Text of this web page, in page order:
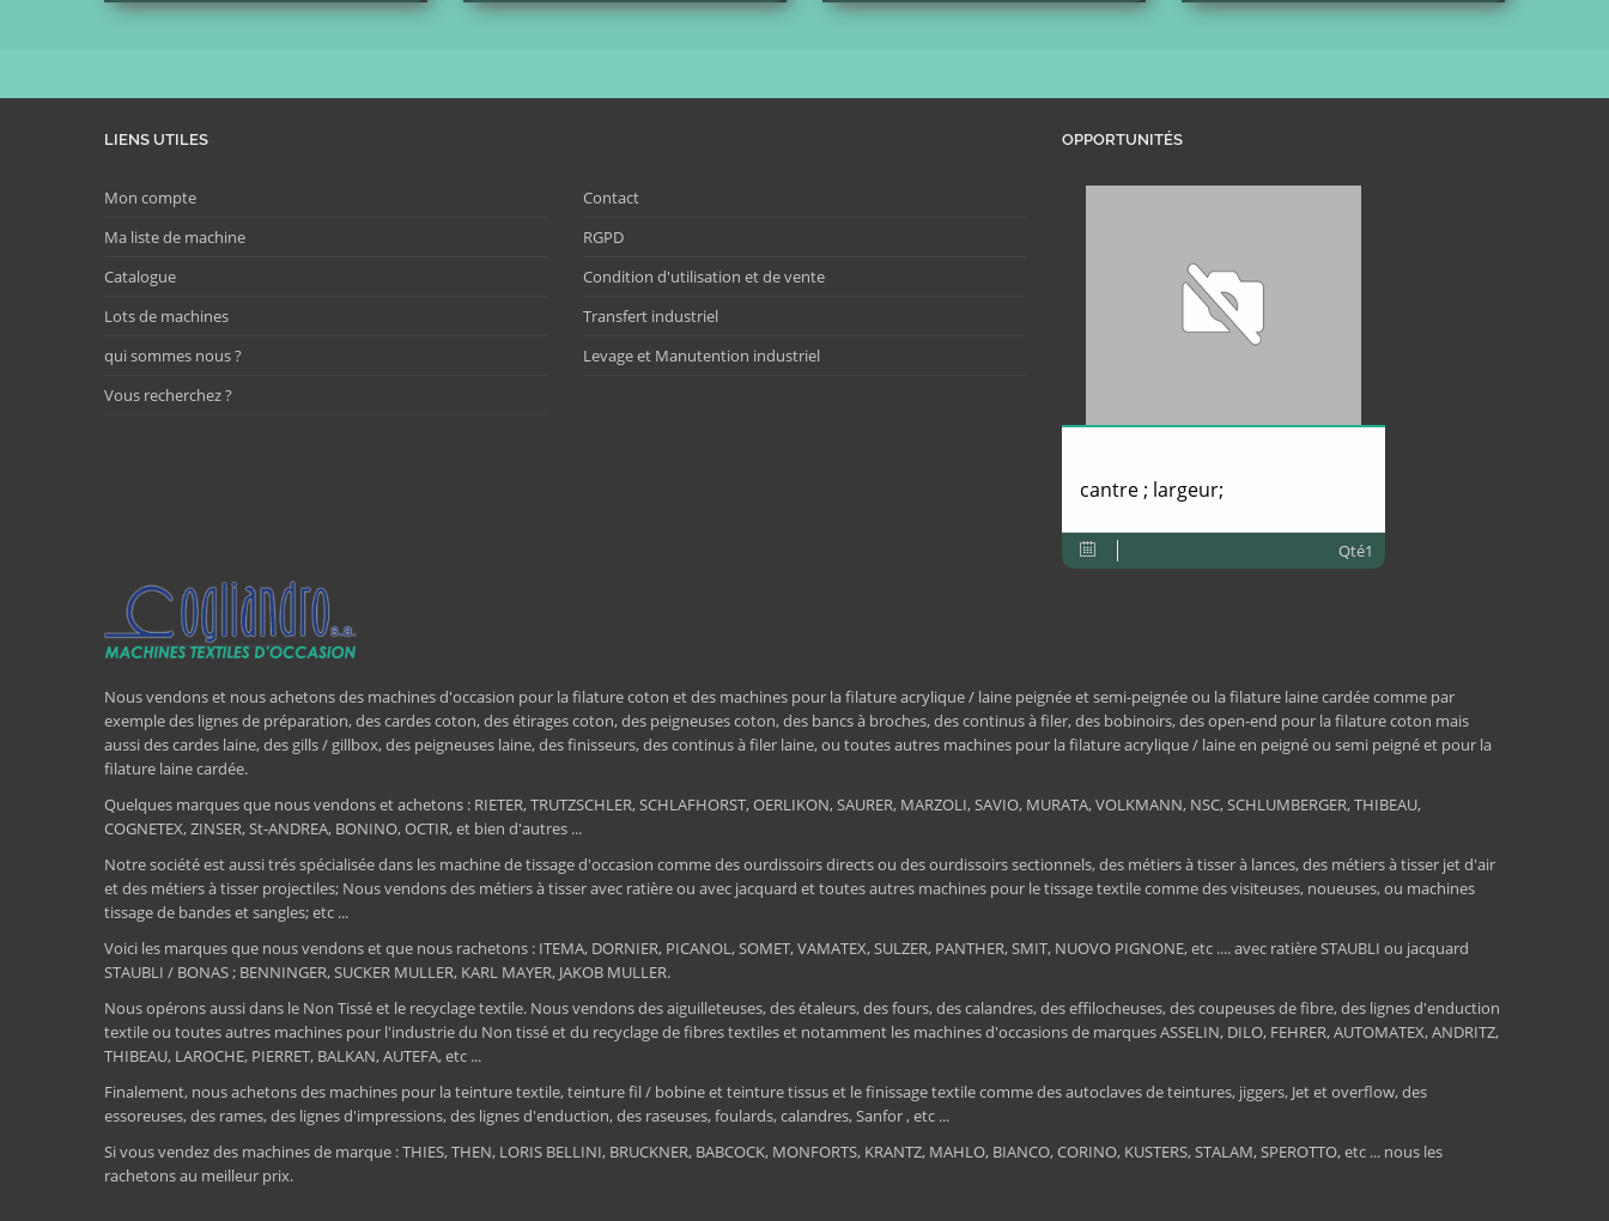
LIENS UTILES
Mon compte
Ma liste de machine
Catalogue
Lots de machines
qui sommes nous ?
Vous recherchez ?
Contact
RGPD
Condition d'utilisation et de vente
Transfert industriel
Levage et Manutention industriel
OPPORTUNITÉS
cantre ; largeur;
Qté1
Nous vendons et nous achetons des machines d'occasion pour la filature coton et des machines pour la filature acrylique / laine peignée et semi-peignée ou la filature laine cardée comme par
exemple des lignes de préparation, des cardes coton, des étirages coton, des peigneuses coton, des bancs à broches, des continus à filer, des bobinoirs, des open-end pour la filature coton mais
aussi des cardes laine, des gills / gillbox, des peigneuses laine, des finisseurs, des continus à filer laine, ou toutes autres machines pour la filature acrylique / laine en peigné ou semi peigné et pour la
filature laine cardée.
Quelques marques que nous vendons et achetons : RIETER, TRUTZSCHLER, SCHLAFHORST, OERLIKON, SAURER, MARZOLI, SAVIO, MURATA, VOLKMANN, NSC, SCHLUMBERGER, THIBEAU,
COGNETEX, ZINSER, St-ANDREA, BONINO, OCTIR, et bien d'autres ...
Notre société est aussi trés spécialisée dans les machine de tissage d'occasion comme des ourdissoirs directs ou des ourdissoirs sectionnels, des métiers à tisser à lances, des métiers à tisser jet d'air
et des métiers à tisser projectiles; Nous vendons des métiers à tisser avec ratière ou avec jacquard et toutes autres machines pour le tissage textile comme des visiteuses, noueuses, ou machines
tissage de bandes et sangles; etc ...
Voici les marques que nous vendons et que nous rachetons : ITEMA, DORNIER, PICANOL, SOMET, VAMATEX, SULZER, PANTHER, SMIT, NUOVO PIGNONE, etc .... avec ratière STAUBLI ou jacquard
STAUBLI / BONAS ; BENNINGER, SUCKER MULLER, KARL MAYER, JAKOB MULLER.
Nous opérons aussi dans le Non Tissé et le recyclage textile. Nous vendons des aiguilleteuses, des étaleurs, des fours, des calandres, des effilocheuses, des coupeuses de fibre, des lignes d'enduction
textile ou toutes autres machines pour l'industrie du Non tissé et du recyclage de fibres textiles et notamment les machines d'occasions de marques ASSELIN, DILO, FEHRER, AUTOMATEX, ANDRITZ,
THIBEAU, LAROCHE, PIERRET, BALKAN, AUTEFA, etc ...
Finalement, nous achetons des machines pour la teinture textile, teinture fil / bobine et teinture tissus et le finissage textile comme des autoclaves de teintures, jiggers, Jet et overflow, des
essoreuses, des rames, des lignes d'impressions, des lignes d'enduction, des raseuses, foulards, calandres, Sanfor , etc ...
Si vous vendez des machines de marque : THIES, THEN, LORIS BELLINI, BRUCKNER, BABCOCK, MONFORTS, KRANTZ, MAHLO, BIANCO, CORINO, KUSTERS, STALAM, SPEROTTO, etc ... nous les
rachetons au meilleur prix.